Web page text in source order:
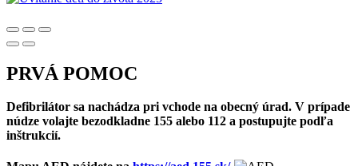
PRVÁ POMOC
Defibrilátor sa nachádza pri vchode na obecný úrad. V prípade
núdze volajte bezodkladne 155 alebo 112 a postupujte podľa
inštrukcií.